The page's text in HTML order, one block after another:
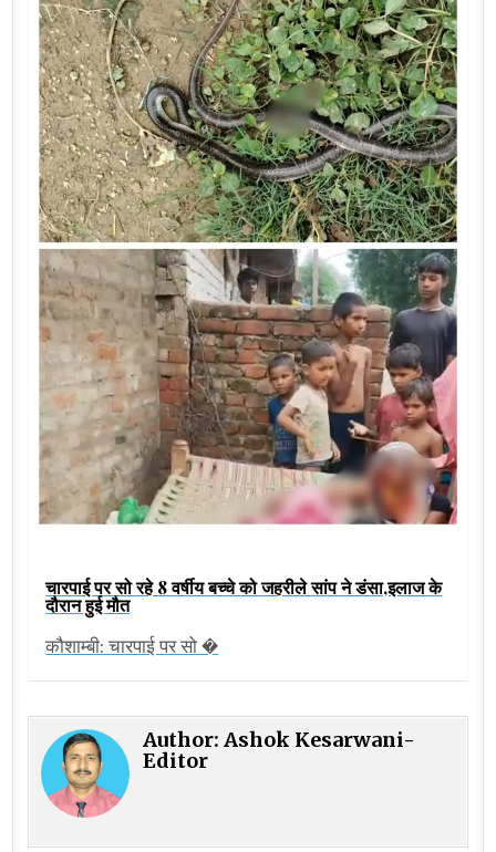
चारपाई पर सो रहे 8 वर्षीय बच्चे को जहरीले सांप ने डंसा,इलाज के
दौरान हुई मौत
कौशाम्बी: चारपाई पर सो �
Author:Ashok Kesarwani-
Editor